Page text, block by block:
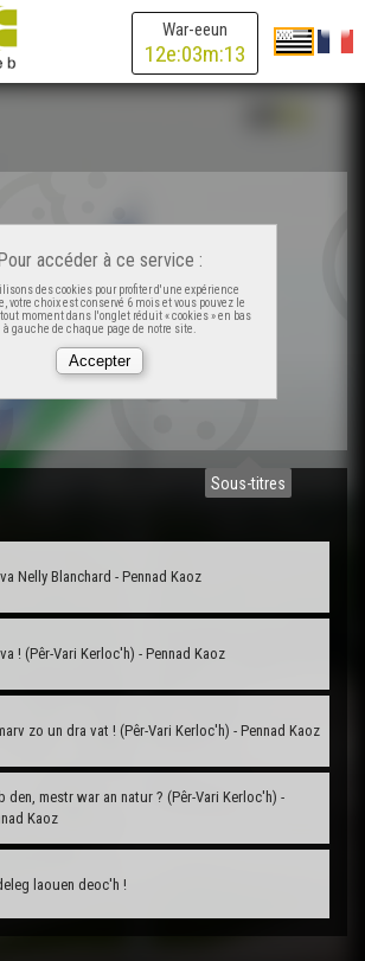
War-eeun
12e:03m:13
Sous-titres
accéder à ce service :
des cookies pour profiter d'une expérience
votre choix est conservé 6 mois et vous pouvez le
moment dans l'onglet réduit « cookies » en bas
à gauche de chaque page de notre site.
Nelly Blanchard - Pennad Kaoz
! (Pêr-Vari Kerloc'h) - Pennad Kaoz
zo un dra vat ! (Pêr-Vari Kerloc'h) - Pennad Kaoz
den, mestr war an natur ? (Pêr-Vari Kerloc'h) -
Kaoz
laouen deoc'h !